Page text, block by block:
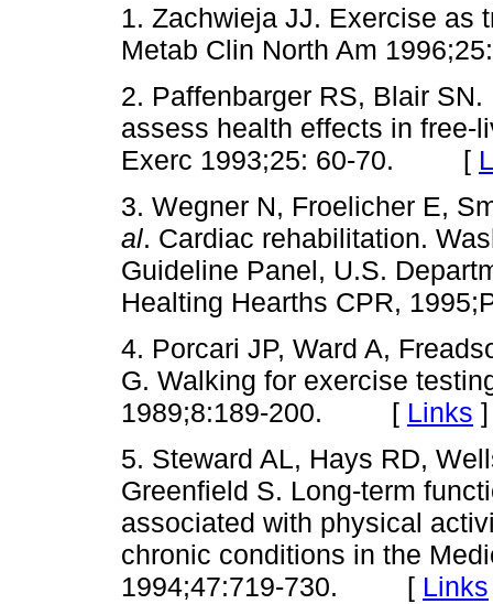
1. Zachwieja JJ. Exercise as
Metab Clin North Am
2. Paffenbarger RS, Blair
assess health effects in free-
Exerc 1993;25: 60-70. [
3. Wegner N, Froelicher E,
al. Cardiac rehabilitation.
Guideline Panel, U.S.
Healting Hearths CPR,
4. Porcari JP, Ward A,
G. Walking for exercise
1989;8:189-200. [ Links ]
5. Steward AL, Hays RD,
Greenfield S. Long-term
associated with physical
chronic conditions in the
1994;47:719-730. [ Links